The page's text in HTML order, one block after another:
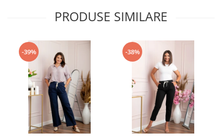
PRODUSE SIMILARE
-39% -38%